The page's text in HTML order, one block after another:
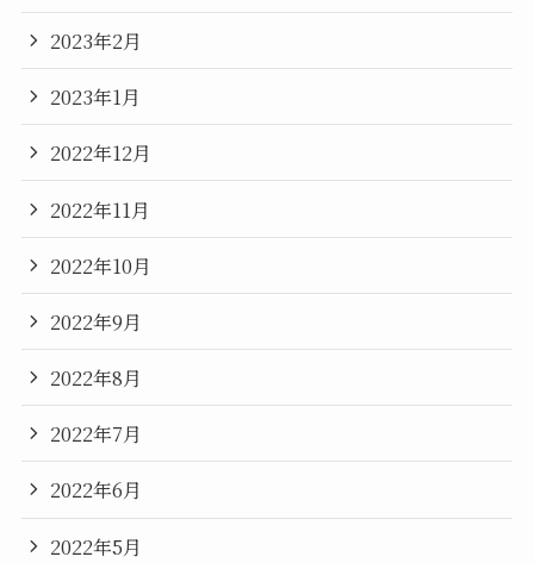
2023年2月
2023年1月
2022年12月
2022年11月
2022年10月
2022年9月
2022年8月
2022年7月
2022年6月
2022年5月